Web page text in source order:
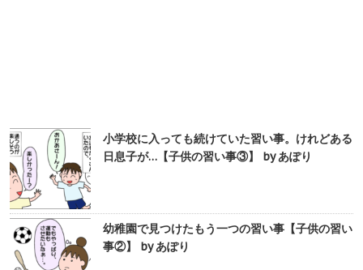
小学校に入っても続けていた習い事。けれどある
日息子が…【子供の習い事③】 by あぽり
幼稚園で見つけたもう一つの習い事【子供の習い
事②】 by あぽり